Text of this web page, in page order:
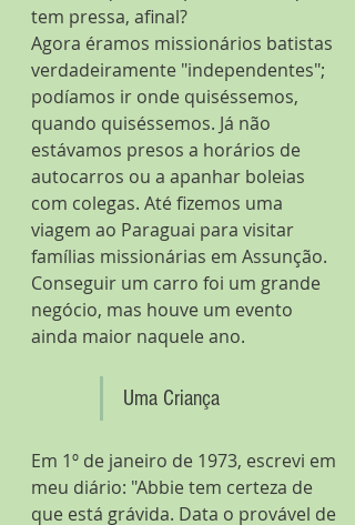
tem pressa, afinal?
Agora éramos missionários batistas
verdadeiramente "independentes";
podíamos ir onde quiséssemos,
quando quiséssemos. Já não
estávamos presos a horários de
autocarros ou a apanhar boleias
com colegas. Até fizemos uma
viagem ao Paraguai para visitar
famílias missionárias em Assunção.
Conseguir um carro foi um grande
negócio, mas houve um evento
ainda maior naquele ano.
Uma Criança
Em 1º de janeiro de 1973, escrevi em
meu diário: "Abbie tem certeza de
que está grávida. Data o provável de